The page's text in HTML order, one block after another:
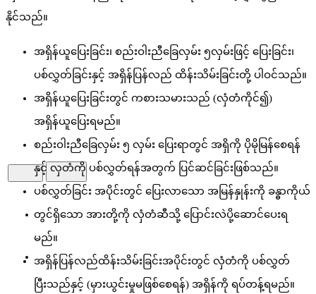
HOME
ABOUT
နိုင်သည်။
အရှိန်ယူပြေးခြင်း၊ စည်းဝါးညီခြေလှမ်း ၅လှမ်းဖြင့် ပြေးခြင်း၊
ပစ်လွှတ်ခြင်းနှင့် အရှိန်ပြန်လည် ထိန်းသိမ်းခြင်းတို့ ပါဝင်သည်။
အရှိန်ယူပြေးခြင်းတွင် ကစားသမားသည် (လှံတံကိုင်၍)
အရှိန်ယူပြေးရမည်။
စည်းဝါးညီခြေလှမ်း ၅ လှမ်း ပြေးရာတွင် အရှိကို ပိုမိုမြန်စေရန်
နှင့် လှတံကို ပစ်လွှတ်ရန်အတွက် ပြင်ဆင်ခြင်းဖြစ်သည်။
ပစ်လွှတ်ခြင်း အပိုင်းတွင် ပြေးလာသော အမြန်နှုန်းကို ခန္ဓာကိုယ်
တွင်ရှိသော အားတို့ကို လှံတံဆီသို့ ပြောင်းလဲပို့ဆောင်ပေးရ
မည်။
အရှိန်ပြန်လည်ထိန်းသိမ်းခြင်းအပိုင်းတွင် လှံတံကို ပစ်လွှတ်
ပြီးသည်နှင့် (မှားယွင်းမှုမဖြစ်စေရန်) အရှိန်ကို ရပ်တန့်ရမည်။